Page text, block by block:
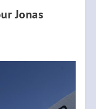
Jonas